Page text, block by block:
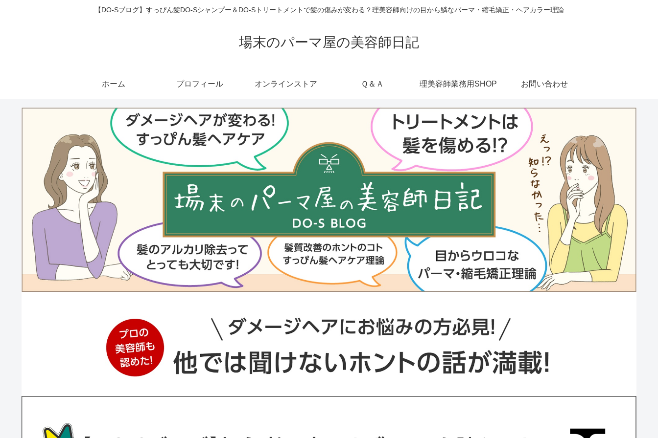
【DO-Sブログ】すっぴん髪DO-Sシャンプー＆DO-Sトリートメントで髪の傷みが変わる？理美容師向けの目から鱗なパーマ・縮毛矯正・ヘアカラー理論
場末のパーマ屋の美容師日記
ホーム プロフィール オンラインストア Ｑ＆Ａ 理美容師業務用SHOP お問い合わせ